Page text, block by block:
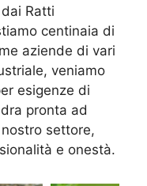
Ratti
centinaia di
aziende di vari
veniamo
esigenze di
pronta ad
settore,
e onestà.